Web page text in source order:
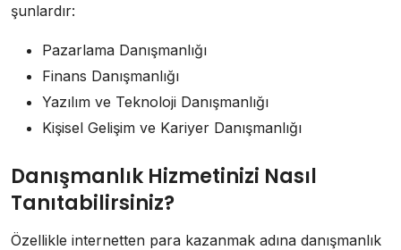
şunlardır:
Pazarlama Danışmanlığı
Finans Danışmanlığı
Yazılım ve Teknoloji Danışmanlığı
Kişisel Gelişim ve Kariyer Danışmanlığı
Danışmanlık Hizmetinizi Nasıl
Tanıtabilirsiniz?
Özellikle internetten para kazanmak adına danışmanlık